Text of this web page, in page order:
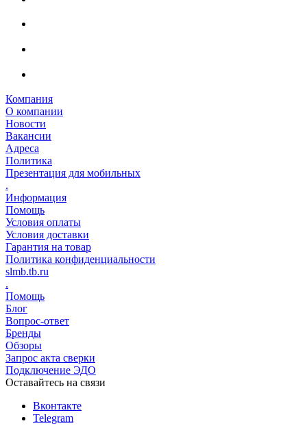
Компания
О компании
Новости
Вакансии
Адреса
Политика
Презентация для мобильных
.
Информация
Помощь
Условия оплаты
Условия доставки
Гарантия на товар
Политика конфиденциальности
slmb.tb.ru
.
Помощь
Блог
Вопрос-ответ
Бренды
Обзоры
Запрос акта сверки
Подключение ЭДО
Оставайтесь на связи
Вконтакте
Telegram